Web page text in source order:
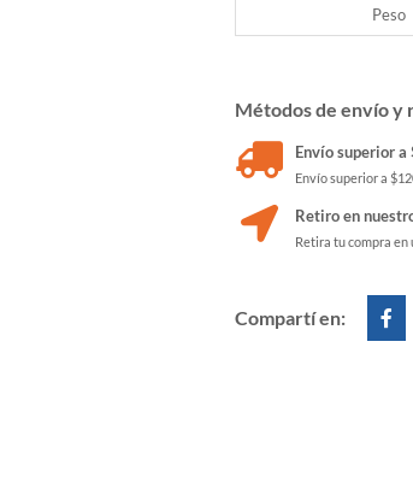
Peso
Métodos de envío y
Envío superior
Envío superior a
Retiro en
Retira tu compra en
Compartí en: